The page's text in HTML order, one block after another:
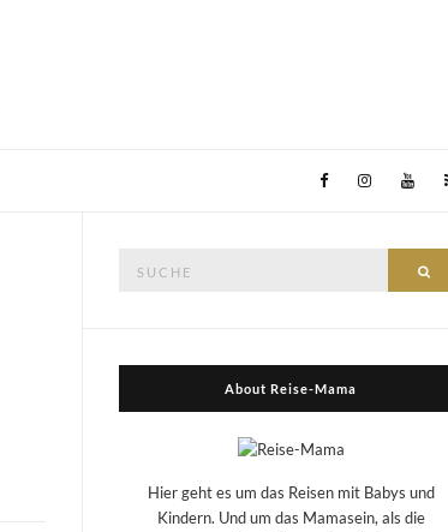
About Reise-Mama
Hier geht es um das Reisen mit Babys und
Kindern. Und um das Mamasein, als die